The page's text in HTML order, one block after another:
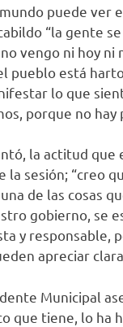
puede ver
“la gente
vengo ni hoy
pueblo está
lo que
porque no
la actitud
sesión; “creo
de las cosas
gobierno, se
y responsable,
apreciar
Municipal
que tiene, lo ha